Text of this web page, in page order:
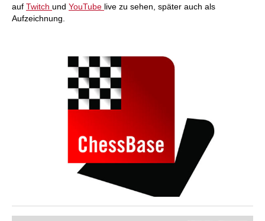
auf Twitch und YouTube live zu sehen, später auch als
Aufzeichnung.